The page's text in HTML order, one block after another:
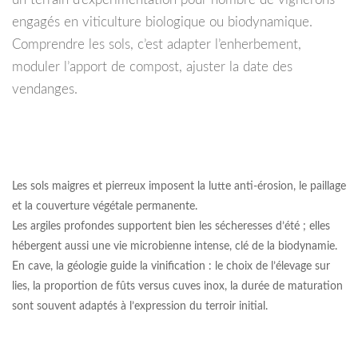
engagés en viticulture biologique ou biodynamique.
Comprendre les sols, c’est adapter l’enherbement,
moduler l’apport de compost, ajuster la date des
vendanges.
Les sols maigres et pierreux imposent la lutte anti-érosion, le paillage
et la couverture végétale permanente.
Les argiles profondes supportent bien les sécheresses d’été ; elles
hébergent aussi une vie microbienne intense, clé de la biodynamie.
En cave, la géologie guide la vinification : le choix de l’élevage sur
lies, la proportion de fûts versus cuves inox, la durée de maturation
sont souvent adaptés à l’expression du terroir initial.